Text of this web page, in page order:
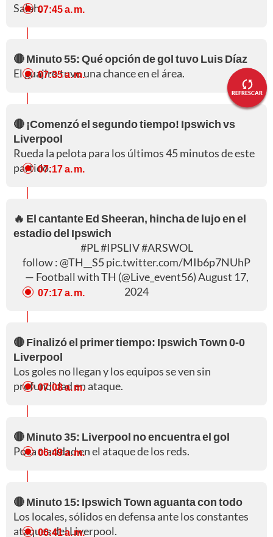
REFRESCAR
Salah.07:45 a. m.
🔴 Minuto 55: Qué opción de gol tuvo Luis Díaz
El guajiro tuvo una chance en el área.
07:35 a. m.
🔴 ¡Comenzó el segundo tiempo! Ipswich vs
Liverpool
Rueda la pelota para los últimos 45 minutos de este
partido.07:17 a. m.
🔥 El cantante Ed Sheeran, hincha de lujo en el
estadio del Ipswich
#PL#IPSLIV#ARSWOL
follow :@TH__S5pic.twitter.com/MIb6p7NUhP
— Football with TH (@Live_event56)August 17,
2024
07:17 a. m.
🔴 Finalizó el primer tiempo: Ipswich Town 0-0
Liverpool
Los goles no llegan y los equipos se ven sin
profundidad en ataque.
07:08 a. m.
🔴 Minuto 35: Liverpool no encuentra el gol
Poca claridad en el ataque de los reds.
06:49 a. m.
🔴 Minuto 15: Ipswich Town aguanta con todo
Los locales, sólidos en defensa ante los constantes
ataques del Liverpool.
06:41 a. m.